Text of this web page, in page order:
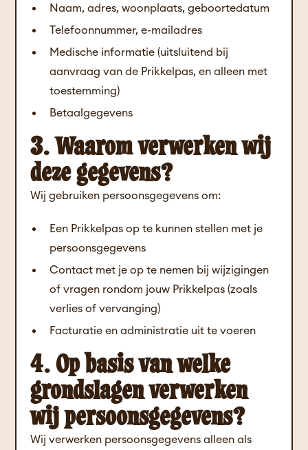
Naam, adres, woonplaats, geboortedatum
Telefoonnummer, e-mailadres
Medische informatie (uitsluitend bij
aanvraag van de Prikkelpas, en alleen met
toestemming)
Betaalgegevens
3. Waarom verwerken wij
deze gegevens?
Wij gebruiken persoonsgegevens om:
Een Prikkelpas op te kunnen stellen met je
persoonsgegevens
Contact met je op te nemen bij wijzigingen
of vragen rondom jouw Prikkelpas (zoals
verlies of vervanging)
Facturatie en administratie uit te voeren
4. Op basis van welke
grondslagen verwerken
wij persoonsgegevens?
Wij verwerken persoonsgegevens alleen als